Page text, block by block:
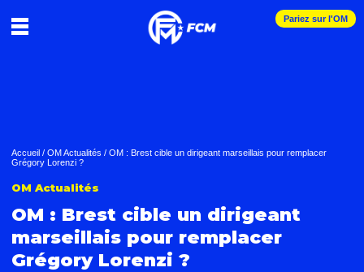
Pariez sur l'OM
Accueil / OM Actualités / OM : Brest cible un dirigeant marseillais pour remplacer
Grégory Lorenzi ?
OM Actualités
OM : Brest cible un dirigeant
marseillais pour remplacer
Grégory Lorenzi ?